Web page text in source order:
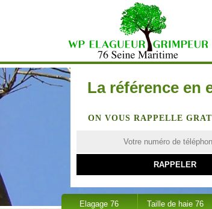
La référence en
ON VOUS RAPPELLE
Elagage 76 Taille de haie 76